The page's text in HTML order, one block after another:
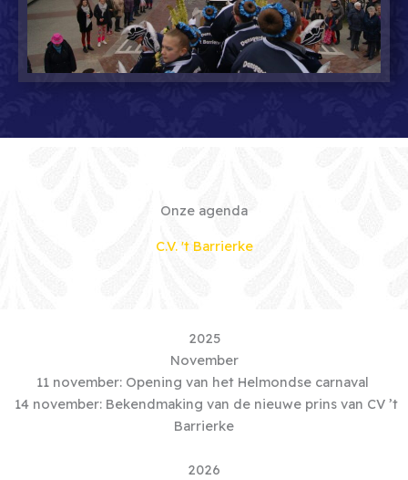
Onze agenda
C.V. 't Barrierke
2025
November
11 november: Opening van het Helmondse carnaval
14 november: Bekendmaking van de nieuwe prins van CV ’t
Barrierke
2026